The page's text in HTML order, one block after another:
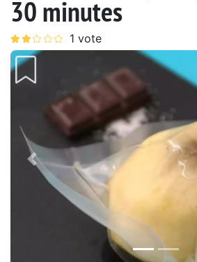
30 minutes
Précédent